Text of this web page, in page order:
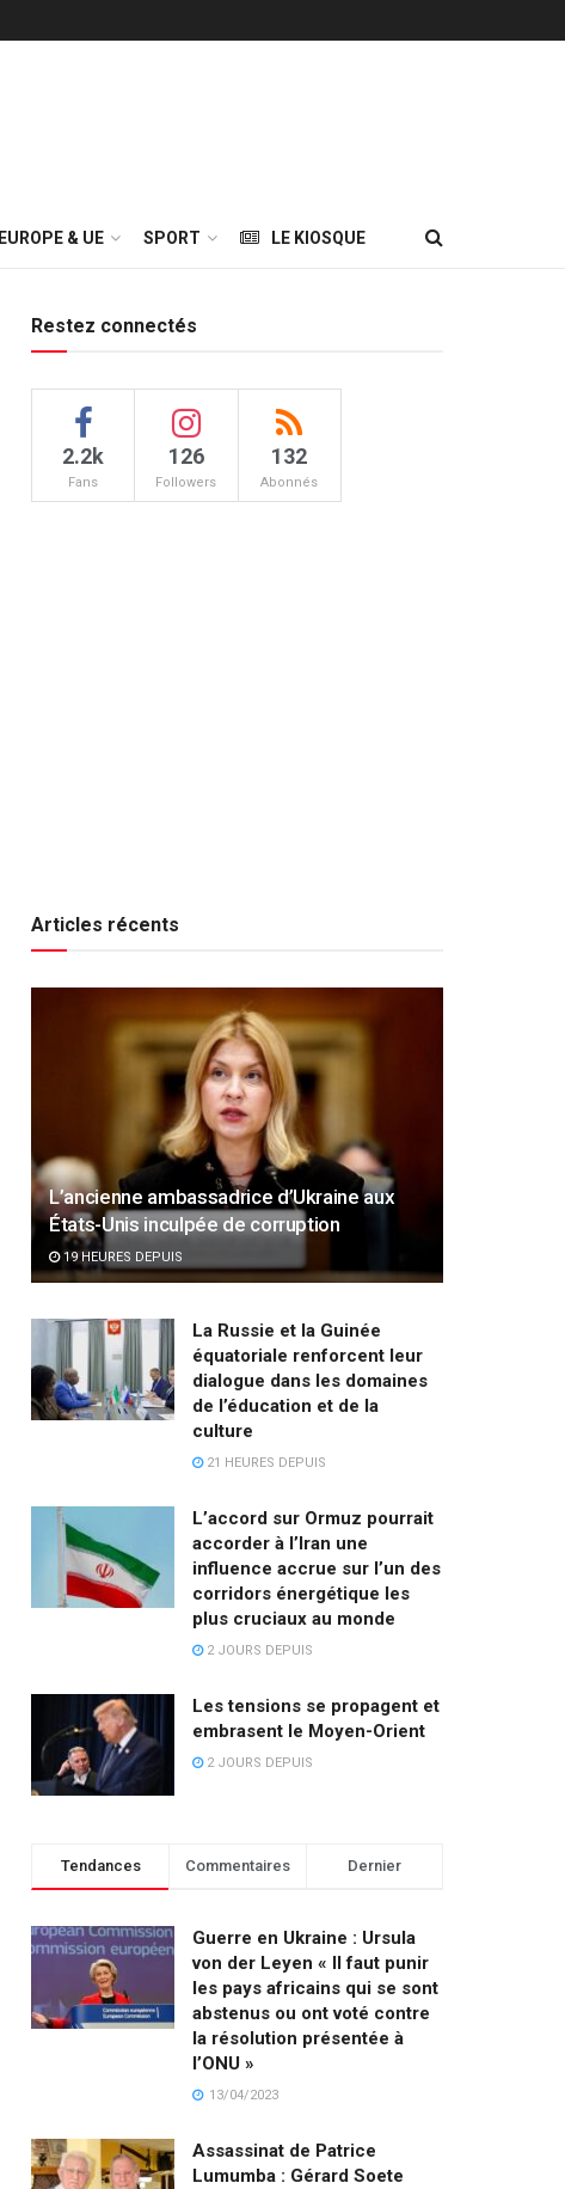
EUROPE & UE SPORT LE KIOSQUE
Restez connectés
2.2k
Fans
126
Followers
132
Abonnés
Articles récents
L’ancienne ambassadrice d’Ukraine aux
États-Unis inculpée de corruption
19 HEURES DEPUIS
La Russie et la Guinée
équatoriale renforcent leur
dialogue dans les domaines
de l’éducation et de la
culture
21 HEURES DEPUIS
L’accord sur Ormuz pourrait
accorder à l’Iran une
influence accrue sur l’un des
corridors énergétique les
plus cruciaux au monde
2 JOURS DEPUIS
Les tensions se propagent et
embrasent le Moyen-Orient
2 JOURS DEPUIS
Tendances Commentaires Dernier
Guerre en Ukraine : Ursula
von der Leyen « Il faut punir
les pays africains qui se sont
abstenus ou ont voté contre
la résolution présentée à
l’ONU »
13/04/2023
Assassinat de Patrice
Lumumba : Gérard Soete